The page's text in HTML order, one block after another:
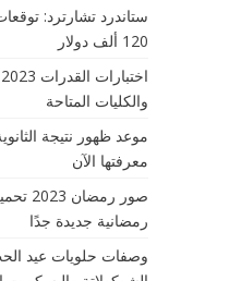
ستاندرد تشارترد:
120 ألف دولار
والكليات المتاحة
معرفتها الآن
صور
رمضانية جديدة جدًا
وصفات حلويات عيد